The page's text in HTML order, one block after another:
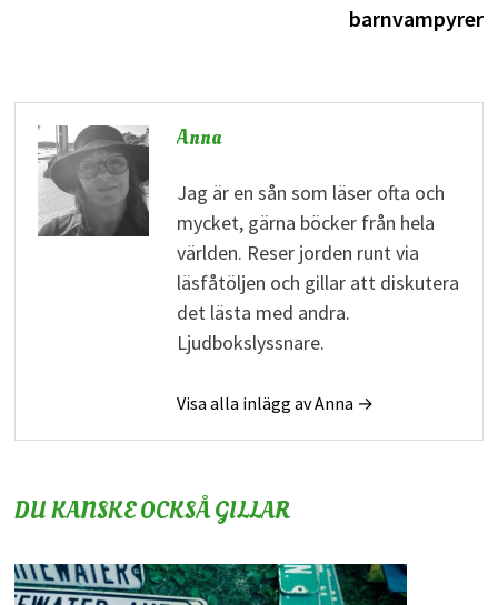
barnvampyrer
Anna
Jag är en sån som läser ofta och
mycket, gärna böcker från hela
världen. Reser jorden runt via
läsfåtöljen och gillar att diskutera
det lästa med andra.
Ljudbokslyssnare.
Visa alla inlägg av Anna →
DU KANSKE OCKSÅ GILLAR